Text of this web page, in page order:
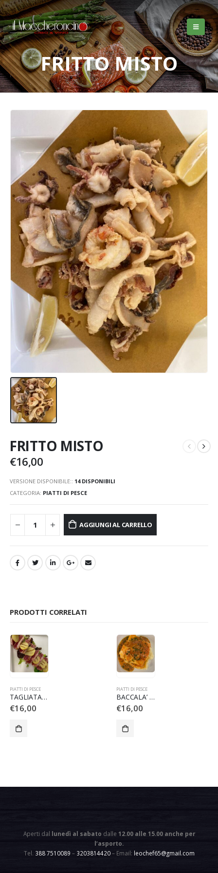
FRITTO MISTO
FRITTO MISTO
€16,00
VERSIONE DISPONIBILE:: 14 DISPONIBILI
CATEGORIA: PIATTI DI PESCE
AGGIUNGI AL CARRELLO
PRODOTTI CORRELATI
PIATTI DI PESCE
TAGLIATA DI TONNO
€16,00
PIATTI DI PESCE
BACCALA’ CON PURE
€16,00
Aperti dal lunedì al sabato dalle 12.00 alle 15.00 anche per
l’asporto.
Tel. 388 7510089 – 3203814420– Email: leochef65@gmail.com